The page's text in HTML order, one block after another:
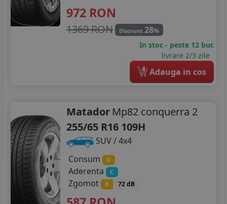
972 RON
1369 RON Discount 28%
In stoc - peste 12 buc
livrare 2/3 zile
4 Adauga in cos
Matador Mp82 conquerra 2
255/65 R16 109H
SUV / 4x4
Consum
D
Aderenta C
Zgomot B 72 dB